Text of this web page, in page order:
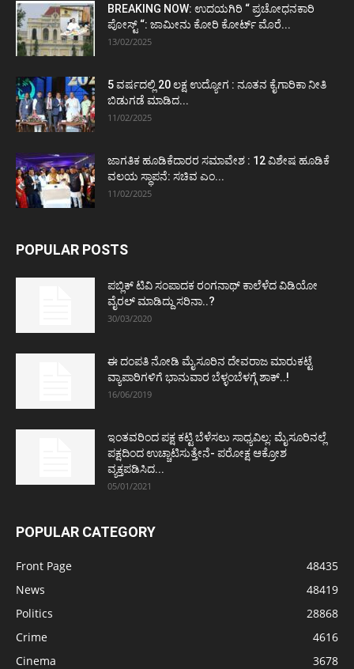
BREAKING NOW: ಉದಯಗಿರಿ “ ಪ್ರಚೋಧನಕಾರಿ
ಪೋಸ್ಟ್‌ “: ಜಾಮೀನು ಕೋರಿ ಕೋರ್ಟ್‌ ಮೊರೆ...
13/02/2025
5 ವರ್ಷದಲ್ಲಿ 20 ಲಕ್ಷ ಉದ್ಯೋಗ : ನೂತನ ಕೈಗಾರಿಕಾ ನೀತಿ
ಬಿಡುಗಡೆ ಮಾಡಿದ...
11/02/2025
ಜಾಗತಿಕ ಹೂಡಿಕೆದಾರರ ಸಮಾವೇಶ : 12 ವಿಶೇಷ ಹೂಡಿಕೆ
ವಲಯ ಸ್ಥಾಪನೆ: ಸಚಿವ ಎಂ...
11/02/2025
POPULAR POSTS
ಪಬ್ಲಿಕ್ ಟಿವಿ ಸಂಪಾದಕ ರಂಗನಾಥ್ ಕಾಲೆಳೆದ ವಿಡಿಯೋ
ವೈರಲ್ ಮಾಡಿದ್ದು ಸರಿನಾ..?
30/03/2020
ಈ ದಂಪತಿ ನೋಡಿ ಮೈಸೂರಿನ ದೇವರಾಜ ಮಾರುಕಟ್ಟೆ
ವ್ಯಾಪಾರಿಗಳಿಗೆ ಭಾನುವಾರ ಬೆಳ್ಳಂಬೆಳಗ್ಗೆ ಶಾಕ್..!
16/06/2019
ಇಂತವರಿಂದ ಪಕ್ಷ ಕಟ್ಟಿ ಬೆಳೆಸಲು ಸಾಧ್ಯವಿಲ್ಲ: ಮೈಸೂರಿನಲ್ಲೆ
ಪಕ್ಷದಿಂದ ಉಚ್ಚಾಟಿಸುತ್ತೇನೆ- ಪರೋಕ್ಷ ಆಕ್ರೋಶ
ವ್ಯಕ್ತಪಡಿಸಿದ...
05/01/2021
POPULAR CATEGORY
Front Page
48435
News
48419
Politics
28868
Crime
4616
Cinema
3678